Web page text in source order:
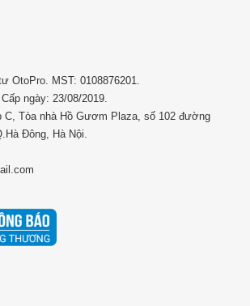
OtoPro. MST: 0108876201.
ngày: 23/08/2019.
C, Tòa nhà Hồ Gươm Plaza, số 102 đường
Đông, Hà Nội.